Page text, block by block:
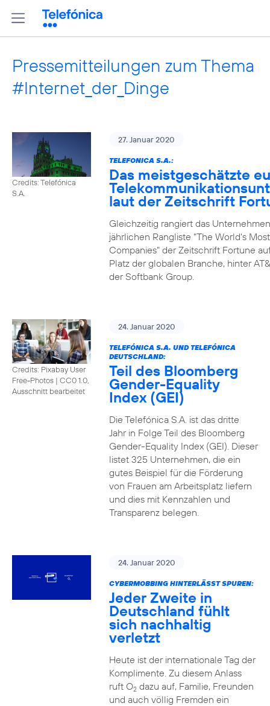
Pressemitteilungen zum Thema
#Internet_der_Dinge
Credits: Telefónica
S.A.
27. Januar 2020
TELEFONICA S.A.:
Das meistgeschätzte
laut der Zeitschrift
Gleichzeitig rangiert das
jährlichen Rangliste "The World's
Companies" der Zeitschrift Fortune
Platz der globalen Branche, hinter
der Softbank Group.
Credits: Pixabay User
Free-Photos | CC0 1.0,
Ausschnitt bearbeitet
24. Januar 2020
TELEFÓNICA S.A. UND TELEFÓNICA
DEUTSCHLAND:
Teil des Bloomberg
Gender-Equality
Index (GEI)
Die Telefónica S.A. ist das dritte
Jahr in Folge Teil des Bloomberg
Gender-Equality Index (GEI). Dieser
listet 325 Unternehmen, die ein
gutes Beispiel für die Förderung
von Frauen am Arbeitsplatz liefern
und dies mit Kennzahlen und
Transparenz belegen.
24. Januar 2020
CYBERMOBBING HINTERLÄSST SPUREN:
Jeder Zweite in
Deutschland fühlt
sich nachhaltig
verletzt
Heute ist der internationale Tag der
Komplimente. Zu diesem Anlass
ruft O2dazu auf, Familie, Freunden
und auch völlig Fremden ein